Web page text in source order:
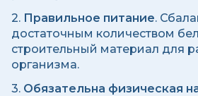
2. Правильное питание.
достаточным количеством
строительный материал для
организма.
3. Обязательна физическая